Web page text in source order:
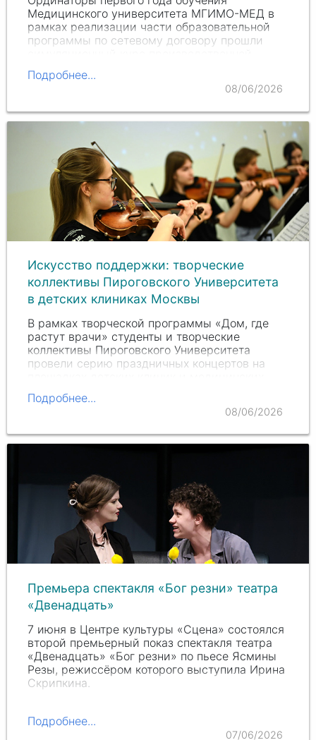
Медицинского университета МГИМО-МЕД в
рамках реализации части образовательной
программы по сетевому договору прошли
практики на базе Мультипрофильного
аккредитационно-симуляционного…
Подробнее...
08/06/2026
Искусство поддержки: творческие
коллективы Пироговского Университета
в детских клиниках Москвы
В рамках творческой программы «Дом, где
растут врачи» студенты и творческие
коллективы Пироговского Университета
провели серию праздничных концертов на
частью традиции…
Подробнее...
08/06/2026
Премьера спектакля «Бог резни» театра
«Двенадцать»
7 июня в Центре культуры «Сцена» состоялся
второй премьерный показ спектакля театра
«Двенадцать» «Бог резни» по пьесе Ясмины
Резы, режиссёром которого выступила Ирина
Скрипкина.
Подробнее...
07/06/2026